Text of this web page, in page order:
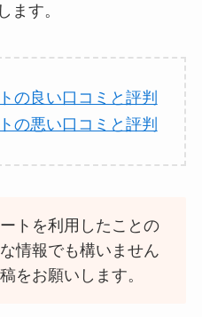
ます。
の良い口コミと評判
の悪い口コミと評判
トを利用したことの
情報でも構いません
をお願いします。